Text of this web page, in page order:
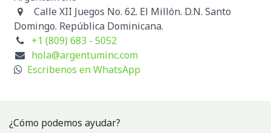
Calle XII Juegos No. 62. El Millón. D.N. Santo
Domingo. República Dominicana.
+1 (809) 683 - 5052
hola@argentuminc.com
Escribenos en WhatsApp
¿Cómo podemos ayudar?